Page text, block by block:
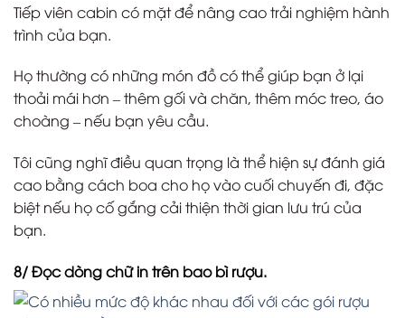
Tiếp viên cabin có mặt để nâng cao trải nghiệm hành
trình của bạn.
Họ thường có những món đồ có thể giúp bạn ở lại
thoải mái hơn – thêm gối và chăn, thêm móc treo, áo
choàng – nếu bạn yêu cầu.
Tôi cũng nghĩ điều quan trọng là thể hiện sự đánh giá
cao bằng cách boa cho họ vào cuối chuyến đi, đặc
biệt nếu họ cố gắng cải thiện thời gian lưu trú của
bạn.
8/ Đọc dòng chữ in trên bao bì rượu.